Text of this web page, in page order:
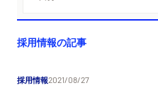
採用情報の記事
採用情報2021/08/27